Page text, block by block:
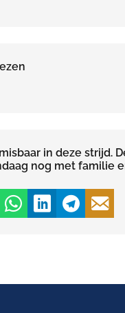
in deze strijd.
nog met familie